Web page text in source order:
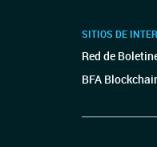
SITIOS DE
Red de
BFA